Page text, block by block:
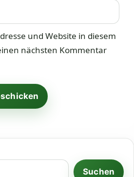
und Website in diesem
nächsten Kommentar
Suchen